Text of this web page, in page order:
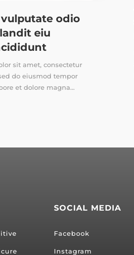
vulputate odio
eiu
sit amet, consectetur
do eiusmod tempor
et dolore magna...
SOCIAL MEDIA
Facebook
Instagram